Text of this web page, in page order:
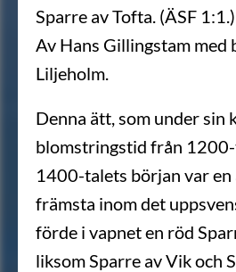
Sparre av Tofta. (ÄSF 1:1.)
Av Hans Gillingstam med
Liljeholm.
Denna ätt, som under sin
blomstringstid från
1400-talets början var en
främsta inom det
förde i vapnet en röd
liksom Sparre av Vik och